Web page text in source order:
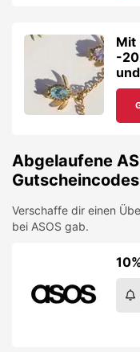
Mit
-
Abgelaufene
Gutscheincodes
Verschaffe dir einen
bei ASOS gab.